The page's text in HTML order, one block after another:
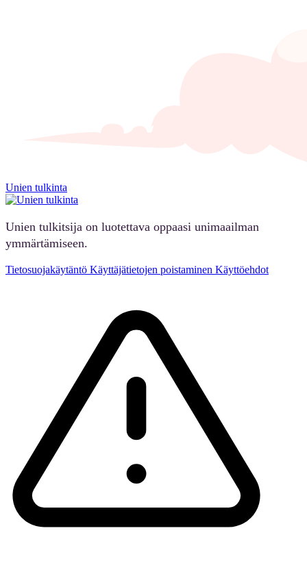
Unien tulkinta
Unien tulkitsija on luotettava oppaasi unimaailman
ymmärtämiseen.
Tietosuojakäytäntö Käyttäjätietojen poistaminen Käyttöehdot